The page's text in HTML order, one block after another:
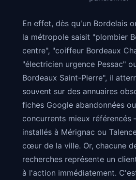
En effet, dès qu'un Bordelais
la métropole saisit "plombier
centre", "coiffeur Bordeaux
"électricien urgence Pessac"
Bordeaux Saint-Pierre", il
souvent sur des annuaires
fiches Google abandonnées
concurrents mieux
installés à Mérignac ou
cœur de la ville. Or, chacune
recherches représente un
à l'action immédiatement.